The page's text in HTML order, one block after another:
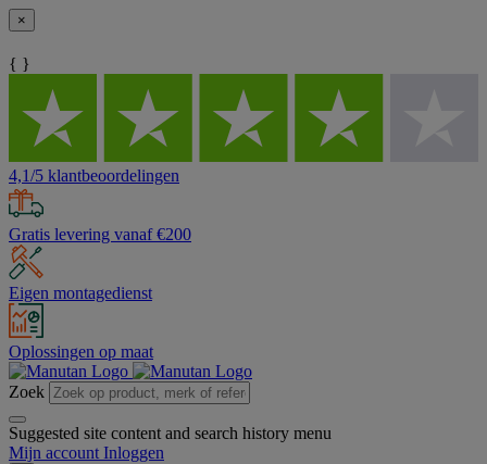
×
{ }
4,1/5 klantbeoordelingen
Gratis levering vanaf €200
Eigen montagedienst
Oplossingen op maat
Zoek
Suggested site content and search history menu
Mijn account Inloggen